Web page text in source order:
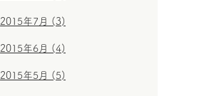
2015年7月 (3)
2015年6月 (4)
2015年5月 (5)